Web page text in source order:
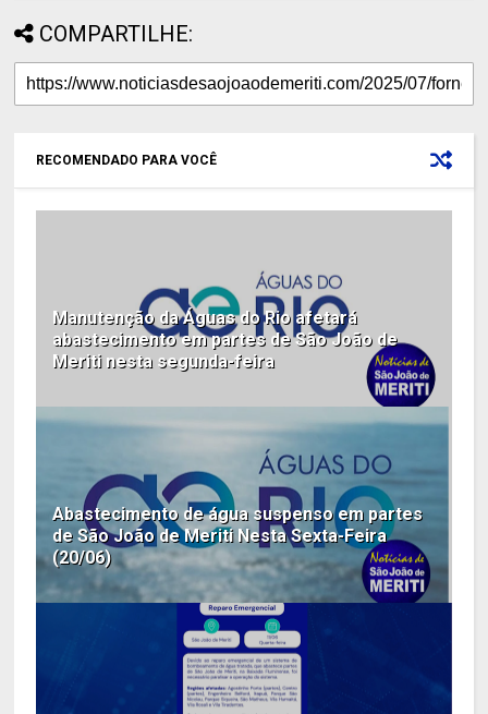
COMPARTILHE:
RECOMENDADO PARA VOCÊ
Manutenção da Águas do Rio afetará
abastecimento em partes de São João de
Meriti nesta segunda-feira
Abastecimento de água suspenso em partes
de São João de Meriti Nesta Sexta-Feira
(20/06)